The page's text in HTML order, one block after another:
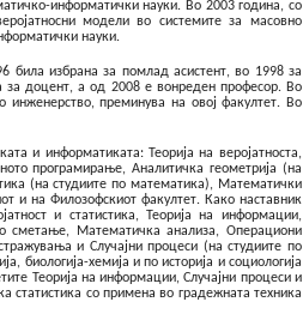
информатички науки. Во 2003 година, со
модели во системите за масовно
науки.
избрана за помлад асистент, во 1998 за
за доцент, а од 2008 е вонреден професор. Во
инженерство, преминува на овој факултет. Во
и информатиката: Теорија на веројатноста,
програмирање, Аналитичка геометрија (на
(на студиите по математика), Математички
и на Филозофскиот факултет. Како наставник
и статистика, Теорија на информации,
сметање, Математичка анализа, Операциони
и Случајни процеси (на студиите по
хемија и по историја и социологија
Теорија на информации, Случајни процеси и
статистика со примена во градежната техника